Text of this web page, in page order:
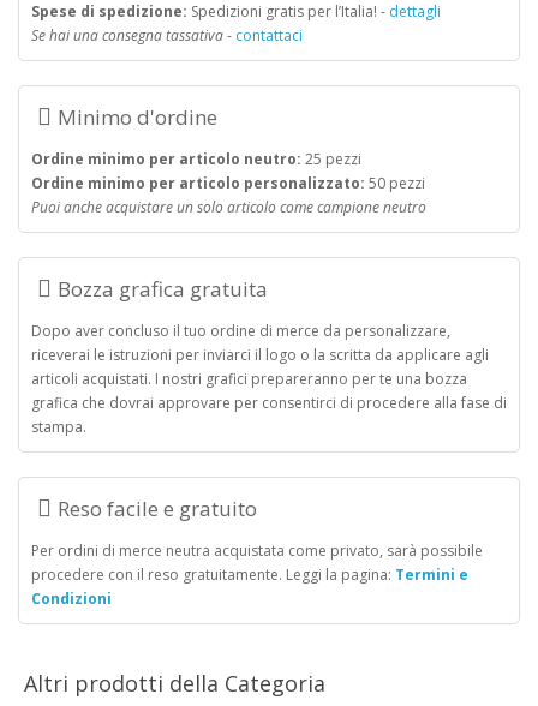
Spese di spedizione: Spedizioni gratis per l’Italia! - dettagli
Se hai una consegna tassativa- contattaci
Minimo d'ordine
Ordine minimo per articolo neutro: 25 pezzi
Ordine minimo per articolo personalizzato: 50 pezzi
Puoi anche acquistare un solo articolo come campione neutro
Bozza grafica gratuita
Dopo aver concluso il tuo ordine di merce da personalizzare,
riceverai le istruzioni per inviarci il logo o la scritta da applicare agli
articoli acquistati. I nostri grafici prepareranno per te una bozza
grafica che dovrai approvare per consentirci di procedere alla fase di
stampa.
Reso facile e gratuito
Per ordini di merce neutra acquistata come privato, sarà possibile
procedere con il reso gratuitamente. Leggi la pagina: Termini e
Condizioni
Altri prodotti della Categoria